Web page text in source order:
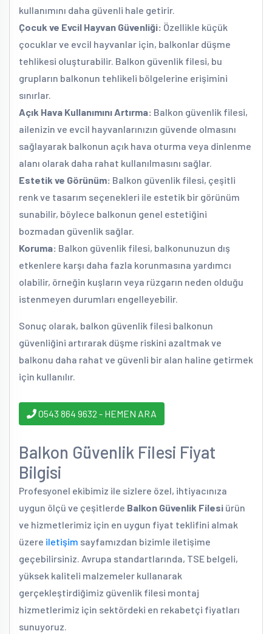
kullanımını daha güvenli hale getirir.
Çocuk ve Evcil Hayvan Güvenliği: Özellikle küçük
çocuklar ve evcil hayvanlar için, balkonlar düşme
tehlikesi oluşturabilir. Balkon güvenlik filesi, bu
grupların balkonun tehlikeli bölgelerine erişimini
sınırlar.
Açık Hava Kullanımını Artırma: Balkon güvenlik filesi,
ailenizin ve evcil hayvanlarınızın güvende olmasını
sağlayarak balkonun açık hava oturma veya dinlenme
alanı olarak daha rahat kullanılmasını sağlar.
Estetik ve Görünüm: Balkon güvenlik filesi, çeşitli
renk ve tasarım seçenekleri ile estetik bir görünüm
sunabilir, böylece balkonun genel estetiğini
bozmadan güvenlik sağlar.
Koruma: Balkon güvenlik filesi, balkonunuzun dış
etkenlere karşı daha fazla korunmasına yardımcı
olabilir, örneğin kuşların veya rüzgarın neden olduğu
istenmeyen durumları engelleyebilir.
Sonuç olarak, balkon güvenlik filesi balkonun
güvenliğini artırarak düşme riskini azaltmak ve
balkonu daha rahat ve güvenli bir alan haline getirmek
için kullanılır.
0543 864 9632 - HEMEN ARA
Balkon Güvenlik Filesi Fiyat
Bilgisi
Profesyonel ekibimiz ile sizlere özel, ihtiyacınıza
uygun ölçü ve çeşitlerde Balkon Güvenlik Filesi ürün
ve hizmetlerimiz için en uygun fiyat teklifini almak
üzere iletişim sayfamızdan bizimle iletişime
geçebilirsiniz. Avrupa standartlarında, TSE belgeli,
yüksek kaliteli malzemeler kullanarak
gerçekleştirdiğimiz güvenlik filesi montaj
hizmetlerimiz için sektördeki en rekabetçi fiyatları
sunuyoruz.